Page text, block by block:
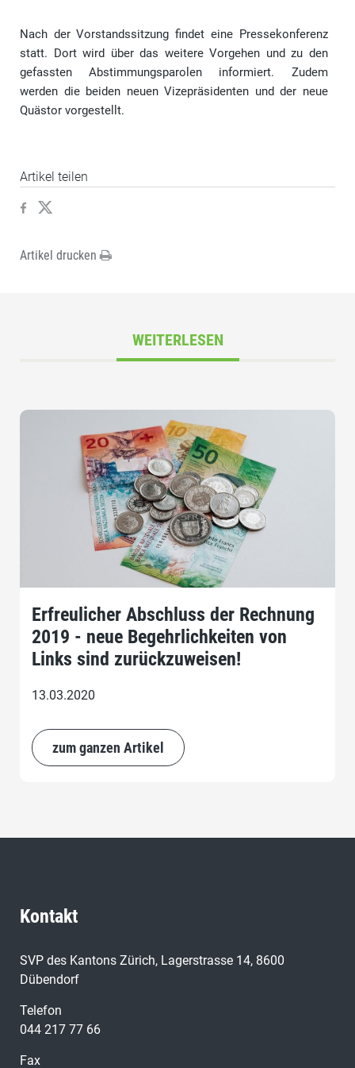
Nach der Vorstandssitzung findet eine Pressekonferenz
statt. Dort wird über das weitere Vorgehen und zu den
gefassten Abstimmungsparolen informiert. Zudem
werden die beiden neuen Vizepräsidenten und der neue
Quästor vorgestellt.
Artikel teilen
Artikel drucken
WEITERLESEN
Erfreulicher Abschluss der Rechnung
2019 - neue Begehrlichkeiten von
Links sind zurückzuweisen!
13.03.2020
zum ganzen Artikel
Kontakt
SVP des Kantons Zürich, Lagerstrasse 14, 8600
Dübendorf
Telefon
044 217 77 66
Fax